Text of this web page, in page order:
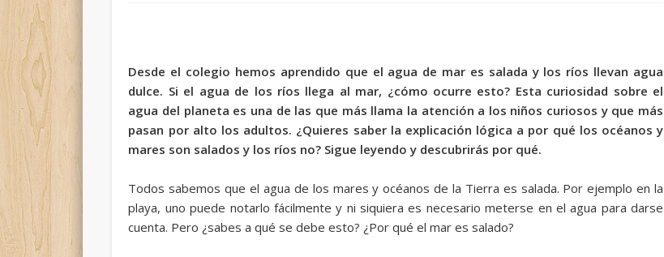
Desde el colegio hemos aprendido que el agua de mar es salada y los ríos llevan agua
dulce. Si el agua de los ríos llega al mar, ¿cómo ocurre esto? Esta curiosidad sobre el
agua del planeta es una de las que más llama la atención a los niños curiosos y que más
pasan por alto los adultos. ¿Quieres saber la explicación lógica a por qué los océanos y
mares son salados y los ríos no? Sigue leyendo y descubrirás por qué.
Todos sabemos que el agua de los mares y océanos de la Tierra es salada. Por ejemplo en la
playa, uno puede notarlo fácilmente y ni siquiera es necesario meterse en el agua para darse
cuenta. Pero ¿sabes a qué se debe esto? ¿Por qué el mar es salado?